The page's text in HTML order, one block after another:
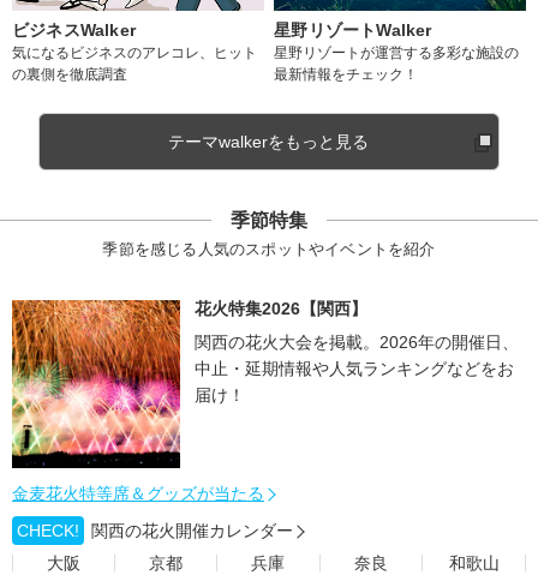
ビジネスWalker
気になるビジネスのアレコレ、ヒット
の裏側を徹底調査
星野リゾートWalker
星野リゾートが運営する多彩な施設の
最新情報をチェック！
テーマwalkerをもっと見る
季節特集
季節を感じる人気のスポットやイベントを紹介
花火特集2026【関西】
関西の花火大会を掲載。2026年の開催日、
中止・延期情報や人気ランキングなどをお
届け！
金麦花火特等席＆グッズが当たる
CHECK!
関西の花火開催カレンダー
大阪
京都 兵庫 奈良
和歌山